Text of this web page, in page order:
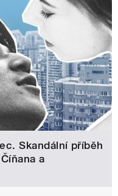
Skandální příběh
a